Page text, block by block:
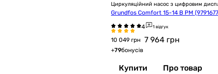
Циркуляційний насос з цифровим
Grundfos Comfort 15-14 B PM
1 відгук
10 049 грн 7 964 грн
+79бонусів
Купити Про товар